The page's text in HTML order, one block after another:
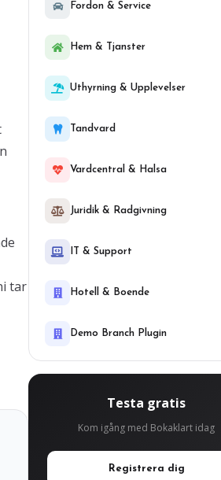
tar
Fordon & Service
Hem & Tjanster
Uthyrning & Upplevelser
Tandvard
Vardcentral & Halsa
Juridik & Radgivning
IT & Support
Hotell & Boende
Demo Branch Plugin
Testa gratis
Kom igång med Bokaklart idag
Registrera dig